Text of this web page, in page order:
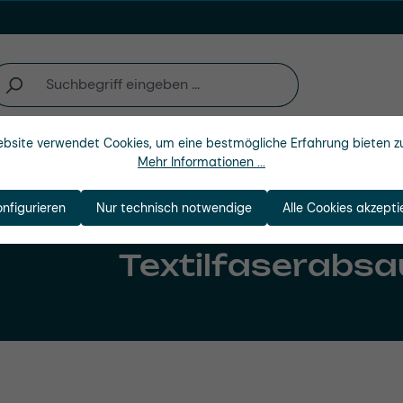
Unternehmen
verwendet Cookies, um eine bestmögliche Erfahrung bieten
Mehr Informationen ...
Nur technisch notwendige Alle Cookies